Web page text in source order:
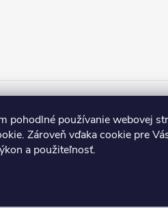
pohodlné používanie webovej
Zároveň vďaka cookie pre
a použiteľnosť.